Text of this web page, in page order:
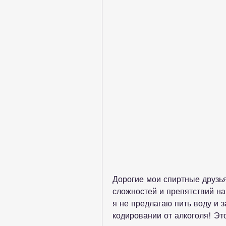
Дорогие мои спиртные
сложностей и препятствий
я не предлагаю пить воду и
кодировании от алкоголя!